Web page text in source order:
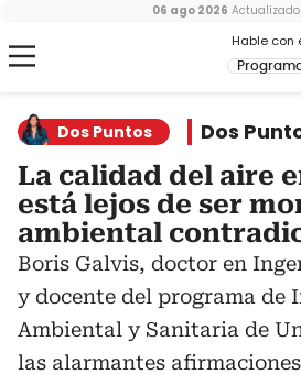
Hable con
06 ago 2026 Actualizado
Dos Puntos Dos
La calidad del aire
está lejos de ser
ambiental
Boris Galvis, doctor en
y docente del programa de
Ambiental y Sanitaria de
las alarmantes